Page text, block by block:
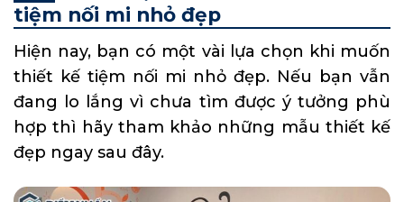
tiệm nối mi nhỏ đẹp
Hiện nay, bạn có một vài lựa chọn khi muốn
thiết kế tiệm nối mi nhỏ đẹp. Nếu bạn vẫn
đang lo lắng vì chưa tìm được ý tưởng phù
hợp thì hãy tham khảo những mẫu thiết kế
đẹp ngay sau đây.